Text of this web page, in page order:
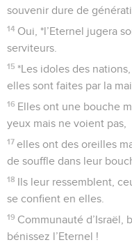
souvenir dure de
14 Oui, *l’Eternel jugera
serviteurs.
15 *Les idoles des
elles sont faites par la
16 Elles ont une bouche
yeux mais ne voient pas,
17 elles ont des oreilles
de souffle dans leur
18 Ils leur ressemblent,
se confient en elles.
19 Communauté d’Israël,
bénissez l’Eternel !